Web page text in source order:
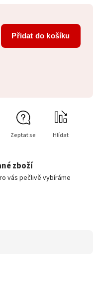
Přidat do košíku
Zeptat se Hlídat
zboží
vás pečlivě vybíráme